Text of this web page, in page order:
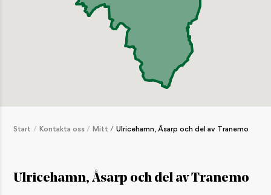
Håll koll på brandrisken!
AKTUELLT / SENASTE NYTT
Starkt logistiksystem räddar virkesvärde
AKTUELLT / SENASTE NYTT
Upparbetningen efter stormen Dave startade snabbt
Start Kontakta oss Mitt Ulricehamn, Åsarp och del av Tranemo
Ulricehamn, Åsarp och del av Tranemo